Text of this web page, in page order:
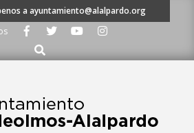
a ayuntamiento@alalpardo.org
Buscar